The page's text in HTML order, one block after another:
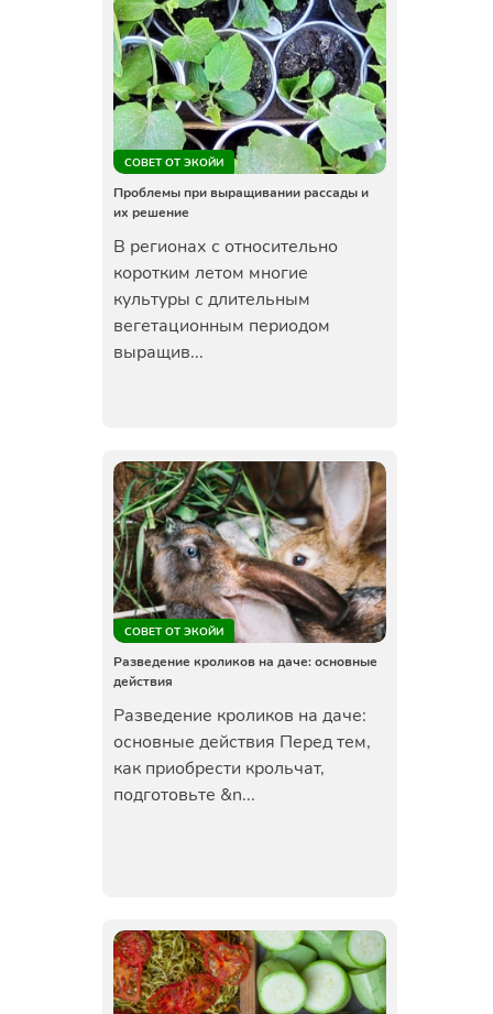
СОВЕТ ОТ ЭКОЙИ
Проблемы при выращивании рассады и
их решение
В регионах с относительно
коротким летом многие
культуры с длительным
вегетационным периодом
выращив...
СОВЕТ ОТ ЭКОЙИ
Разведение кроликов на даче: основные
действия
Разведение кроликов на даче:
основные действия Перед тем,
как приобрести крольчат,
подготовьте &n...